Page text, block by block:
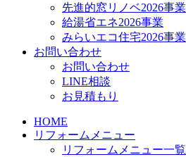
先進的窓リノベ2026事業
給湯省エネ2026事業
みらいエコ住宅2026事業
お問い合わせ
お問い合わせ
LINE相談
お見積もり
HOME
リフォームメニュー
リフォームメニュー一覧